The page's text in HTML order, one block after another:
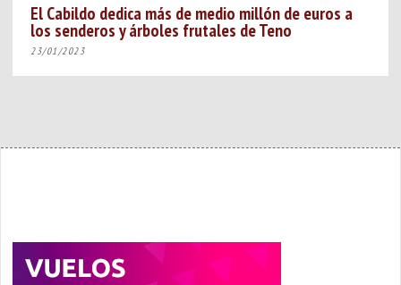
El Cabildo dedica más de medio millón de euros a
los senderos y árboles frutales de Teno
23/01/2023